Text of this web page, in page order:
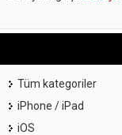
Tüm kategoriler
iPhone / iPad
iOS